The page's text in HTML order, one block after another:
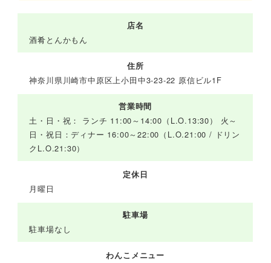
店名
酒肴とんかもん
住所
神奈川県川崎市中原区上小田中3-23-22 原信ビル1F
営業時間
土・日・祝： ランチ 11:00～14:00（L.O.13:30） 火～
日・祝日：ディナー 16:00～22:00（L.O.21:00 / ドリン
クL.O.21:30）
定休日
月曜日
駐車場
駐車場なし
わんこメニュー